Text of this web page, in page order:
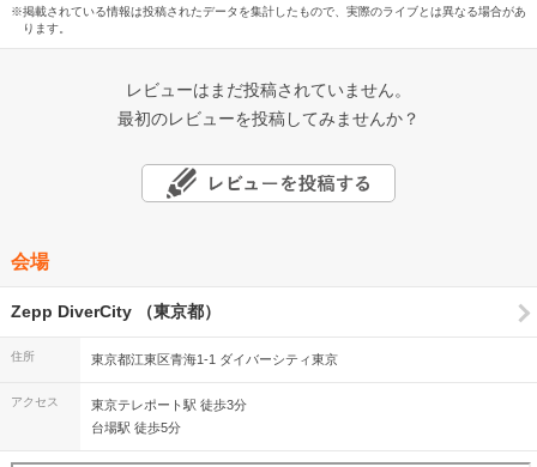
※掲載されている情報は投稿されたデータを集計したもので、実際のライブとは異なる場合があ
ります。
レビューはまだ投稿されていません。
最初のレビューを投稿してみませんか？
会場
Zepp DiverCity （東京都）
住所 東京都江東区青海1-1 ダイバーシティ東京
アクセス
東京テレポート駅 徒歩3分
台場駅 徒歩5分